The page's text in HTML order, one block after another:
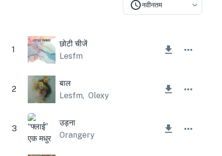
नवीनतम
1
छोटी चीजें
Lesfm
2
बाल
Lesfm, Olexy
3
उड़ना
Orangery